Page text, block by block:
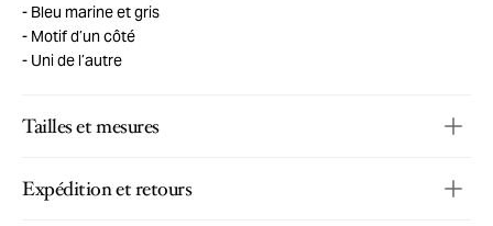
Bleu marine et gris
Motif d’un côté
Uni de l’autre
Tailles et mesures
Expédition et retours